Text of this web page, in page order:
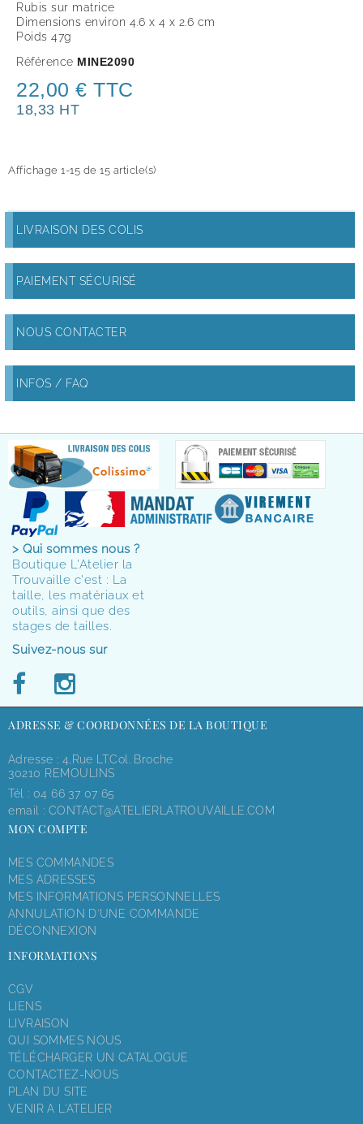
Rubis sur matrice
Dimensions environ 4.6 x 4 x 2.6 cm
Poids 47g
Référence MINE2090
22,00 € TTC
18,33 HT
Affichage 1-15 de 15 article(s)
LIVRAISON DES COLIS
PAIEMENT SÉCURISÉ
NOUS CONTACTER
INFOS / FAQ
> Qui sommes nous ?
Boutique L'Atelier la
Trouvaille c'est : La
taille, les matériaux et
outils, ainsi que des
stages de tailles.
Suivez-nous sur
ADRESSE & COORDONNÉES DE LA BOUTIQUE
Adresse : 4,rue LT.Col. Broche
30210 REMOULINS
Tél : 04 66 37 07 65
email : CONTACT@ATELIERLATROUVAILLE.COM
MON COMPTE
MES COMMANDES
MES ADRESSES
MES INFORMATIONS PERSONNELLES
ANNULATION D'UNE COMMANDE
DÉCONNEXION
INFORMATIONS
CGV
LIENS
LIVRAISON
QUI SOMMES NOUS
TÉLÉCHARGER UN CATALOGUE
CONTACTEZ-NOUS
PLAN DU SITE
VENIR A L'ATELIER